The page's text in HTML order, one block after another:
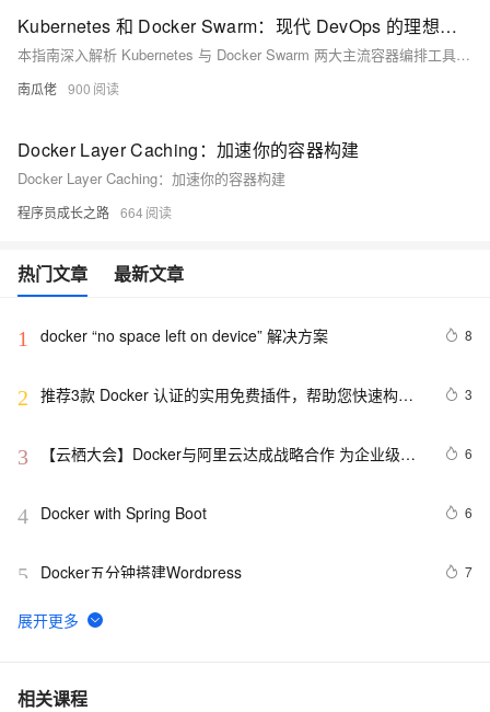
Kubernetes 和 Docker Swarm：现代 DevOps 的理想容器编排工具
本指南深入解析 Kubernetes 与 Docker Swarm 两大主流容器编排工具，涵盖安装、架构、网络、监控等核心维度，助您根据团队能力与业务需求精准选型，把握云原生时代的技术主动权。
南瓜佬 900
Docker Layer Caching：加速你的容器构建
Docker Layer Caching：加速你的容器构建
程序员成长之路 664
热门文章 最新文章
1 docker “no space left on device” 解决方案 8
2 推荐3款 Docker 认证的实用免费插件，帮助您快速构建
3
3
【云栖大会】Docker与阿里云达成战略合作 为企业级客
6
4 Docker with Spring Boot 6
5 Docker五分钟搭建Wordpress 7
6 Docker启动后怎样运行jar包文件
7 Ubuntu Docker 安装和配置 GitLab CI 持续集成
相关课程